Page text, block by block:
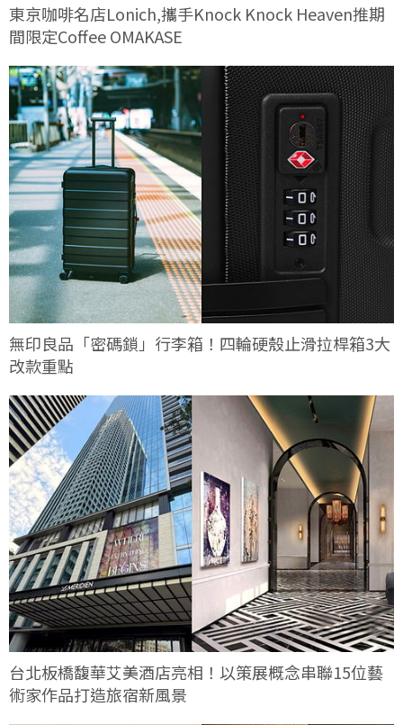
東京咖啡名店Lonich,攜手Knock Knock Heaven推期
間限定Coffee OMAKASE
無印良品「密碼鎖」行李箱！四輪硬殼止滑拉桿箱3大
改款重點
台北板橋馥華艾美酒店亮相！以策展概念串聯15位藝
術家作品打造旅宿新風景